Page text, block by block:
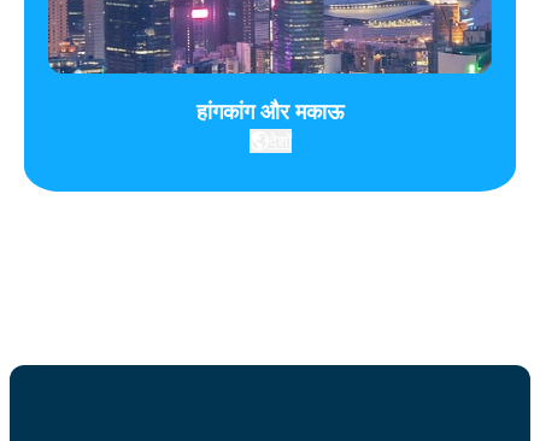
हांगकांग और मकाऊ